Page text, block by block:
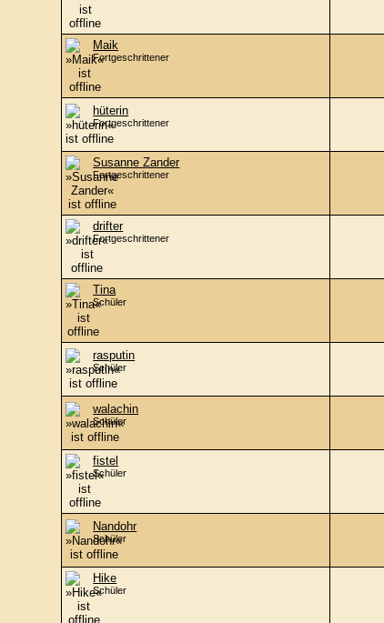
Maik
Fortgeschrittener
hüterin
Fortgeschrittener
Susanne Zander
Fortgeschrittener
drifter
Fortgeschrittener
Tina
Schüler
rasputin
Schüler
walachin
Schüler
fistel
Schüler
Nandohr
Schüler
Hike
Schüler